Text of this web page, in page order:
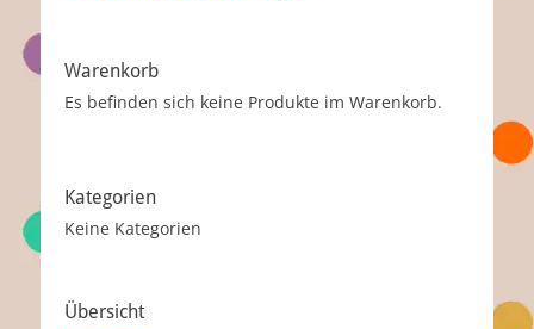
Warenkorb
Es befinden sich keine Produkte im Warenkorb.
Kategorien
Keine Kategorien
Übersicht